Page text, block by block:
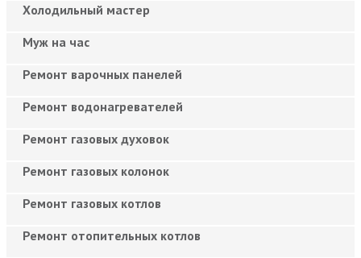
Холодильный мастер
Муж на час
Ремонт варочных панелей
Ремонт водонагревателей
Ремонт газовых духовок
Ремонт газовых колонок
Ремонт газовых котлов
Ремонт отопительных котлов